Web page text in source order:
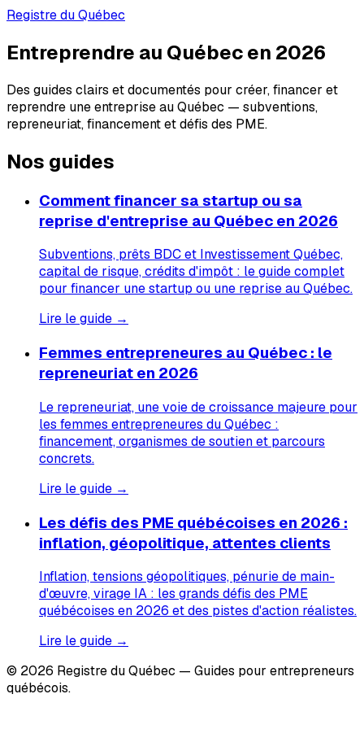
Registre du Québec
Entreprendre au Québec en 2026
Des guides clairs et documentés pour créer, financer et
reprendre une entreprise au Québec — subventions,
repreneuriat, financement et défis des PME.
Nos guides
Comment financer sa startup ou sa
reprise d'entreprise au Québec en 2026
Subventions, prêts BDC et Investissement Québec,
capital de risque, crédits d'impôt : le guide complet
pour financer une startup ou une reprise au Québec.
Lire le guide →
Femmes entrepreneures au Québec : le
repreneuriat en 2026
Le repreneuriat, une voie de croissance majeure pour
les femmes entrepreneures du Québec :
financement, organismes de soutien et parcours
concrets.
Lire le guide →
Les défis des PME québécoises en 2026 :
inflation, géopolitique, attentes clients
Inflation, tensions géopolitiques, pénurie de main-
d'œuvre, virage IA : les grands défis des PME
québécoises en 2026 et des pistes d'action réalistes.
Lire le guide →
© 2026 Registre du Québec — Guides pour entrepreneurs
québécois.